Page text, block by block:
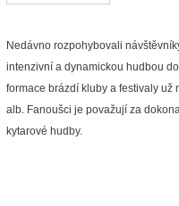
Nedávno rozpohybovali
intenzivní a dynamickou hudbou
formace brázdí kluby a festivaly už
alb. Fanoušci je považují za
kytarové hudby.